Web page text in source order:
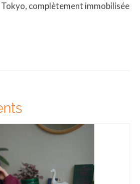
complètement immobilisée